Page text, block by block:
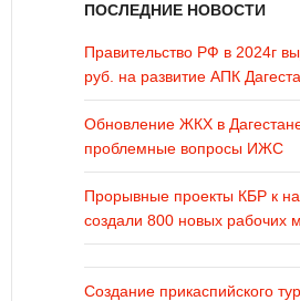
ПОСЛЕДНИЕ НОВОСТИ
Правительство РФ в 2024г
руб. на развитие АПК
Обновление ЖКХ в
проблемные вопросы ИЖС
Прорывные проекты КБР к
создали 800 новых рабочих
Создание прикаспийского